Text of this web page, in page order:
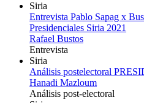
Siria
Entrevista Pablo Sapag x
Presidenciales Siria 2021
Rafael Bustos
Entrevista
Siria
Análisis postelectoral
Hanadi Mazloum
Análisis post-electoral